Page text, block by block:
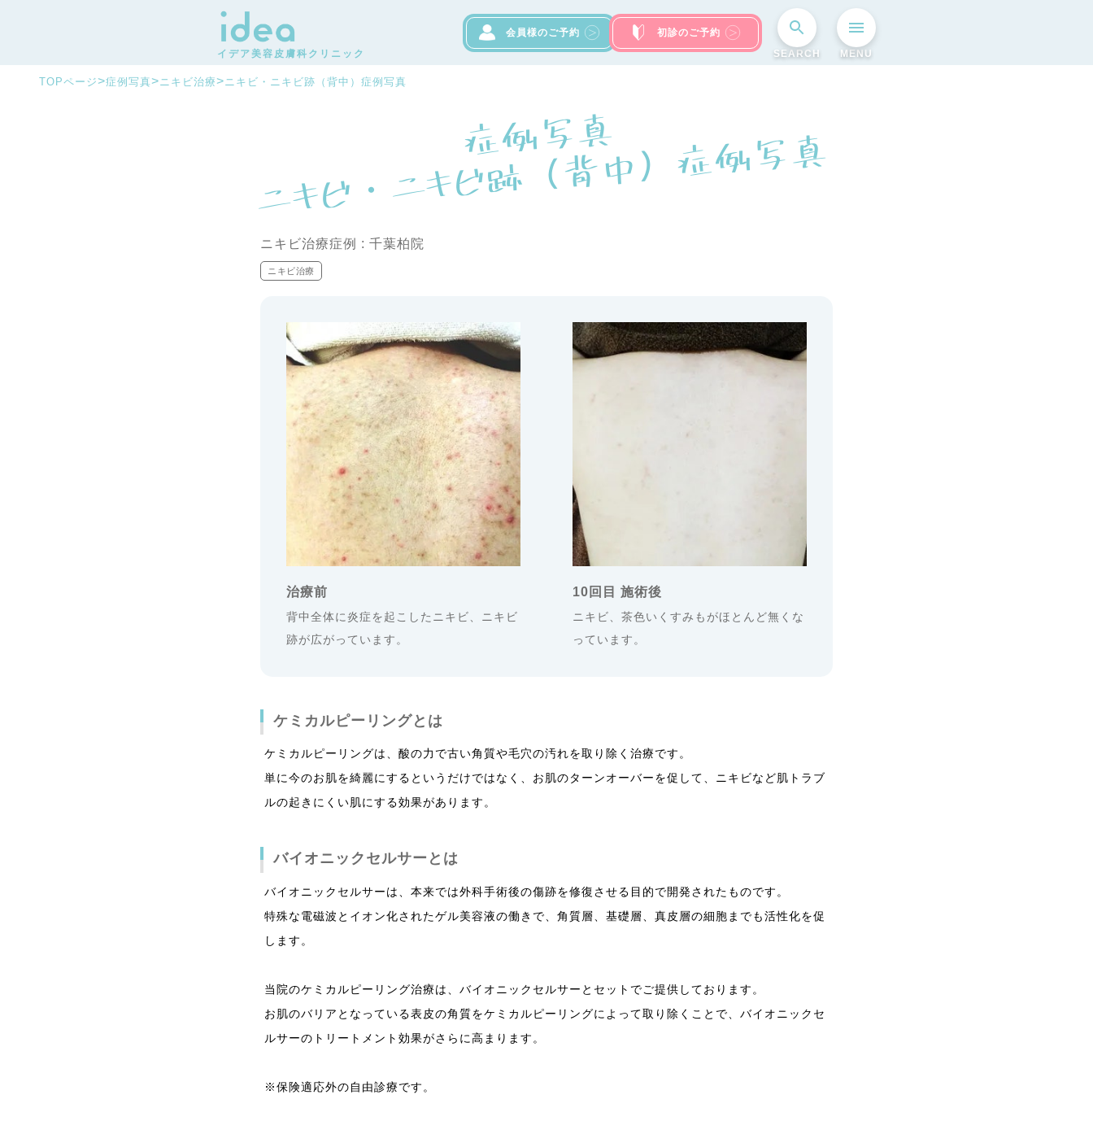
イデア美容皮膚科クリニック
会員様のご予約
初診のご予約
SEARCH
MENU
TOPページ>症例写真> ニキビ治療> ニキビ・ニキビ跡（背中）症例写真
症
例
写
真
ニ
キ
ビ
・
ニ
キ
ビ
跡
（
背
中
）
症
例
写
真
ニキビ治療症例 : 千葉柏院
ニキビ治療
治療前
背中全体に炎症を起こしたニキビ、ニキビ
跡が広がっています。
10回目 施術後
ニキビ、茶色いくすみもがほとんど無くな
っています。
ケミカルピーリングとは
ケミカルピーリングは、酸の力で古い角質や毛穴の汚れを取り除く治療です。
単に今のお肌を綺麗にするというだけではなく、お肌のターンオーバーを促して、ニキビなど肌トラブ
ルの起きにくい肌にする効果があります。
バイオニックセルサーとは
バイオニックセルサーは、本来では外科手術後の傷跡を修復させる目的で開発されたものです。
特殊な電磁波とイオン化されたゲル美容液の働きで、角質層、基礎層、真皮層の細胞までも活性化を促
します。
当院のケミカルピーリング治療は、バイオニックセルサーとセットでご提供しております。
お肌のバリアとなっている表皮の角質をケミカルピーリングによって取り除くことで、バイオニックセ
ルサーのトリートメント効果がさらに高まります。
※保険適応外の自由診療です。